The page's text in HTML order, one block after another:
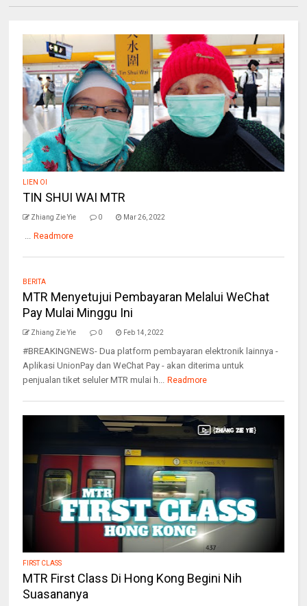
LIEN OI
TIN SHUI WAI MTR
Zhiang Zie Yie 0 Mar 26, 2022
... Readmore
BERITA
MTR Menyetujui Pembayaran Melalui WeChat
Pay Mulai Minggu Ini
Zhiang Zie Yie 0 Feb 14, 2022
#BREAKINGNEWS- Dua platform pembayaran elektronik lainnya -
Aplikasi UnionPay dan WeChat Pay - akan diterima untuk
penjualan tiket seluler MTR mulai h... Readmore
FIRST CLASS
MTR First Class Di Hong Kong Begini Nih
Suasananya